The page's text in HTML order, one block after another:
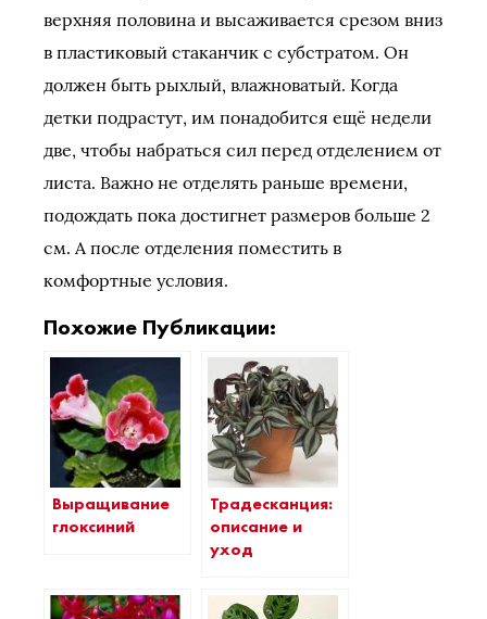
верхняя половина и высаживается срезом вниз
в пластиковый стаканчик с субстратом. Он
должен быть рыхлый, влажноватый. Когда
детки подрастут, им понадобится ещё недели
две, чтобы набраться сил перед отделением от
листа. Важно не отделять раньше времени,
подождать пока достигнет размеров больше 2
см. А после отделения поместить в
комфортные условия.
Похожие Публикации:
Выращивание
глоксиний
Традесканция:
описание и
уход